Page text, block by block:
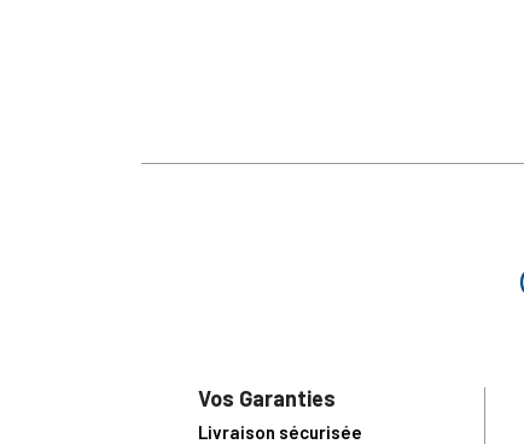
Vos Garanties
Livraison sécurisée